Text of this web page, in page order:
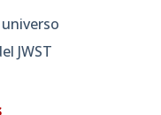
universo
JWST